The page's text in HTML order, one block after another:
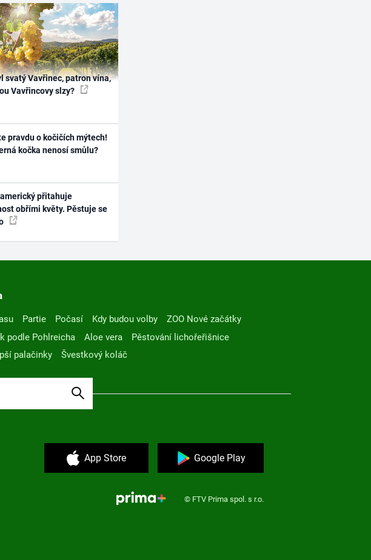
svatý Vavřinec, patron vína,
Vavřincovy slzy?
pravdu o kočičích mýtech!
kočka nenosí smůlu?
přitahuje
obřími květy. Pěstuje se
Partie Počasí Kdy budou volby
ZOO Nové začátky
podle Pohlreicha Aloe vera
Pěstování lichořeřišnice
palačinky Švestkový koláč
App Store Google Play
© FTV Prima spol. s r.o.